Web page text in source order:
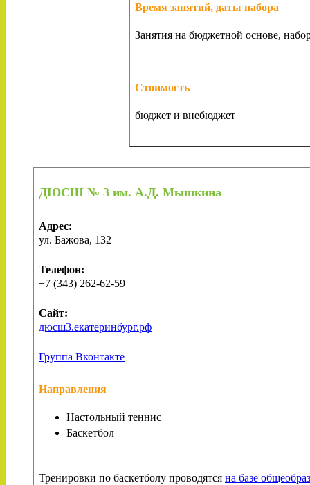
Время занятий, даты набора
Занятия на бюджетной основе,
Стоимость
бюджет и внебюджет
ДЮСШ № 3 им. А.Д. Мышкина
Адрес:
ул. Бажова, 132
Телефон:
+7 (343) 262-62-59
Сайт:
дюсш3.екатеринбург.рф
Группа Вконтакте
Направления
Настольный теннис
Баскетбол
Тренировки по баскетболу проводятся на базе